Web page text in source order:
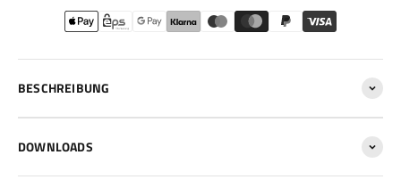
BESCHREIBUNG
DOWNLOADS